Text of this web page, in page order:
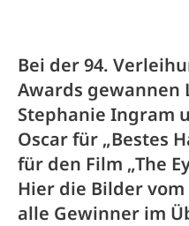
Bei der 94.
Awards gewannen
Stephanie Ingram
Oscar für „Bestes
für den Film „The
Hier die Bilder
alle Gewinner im